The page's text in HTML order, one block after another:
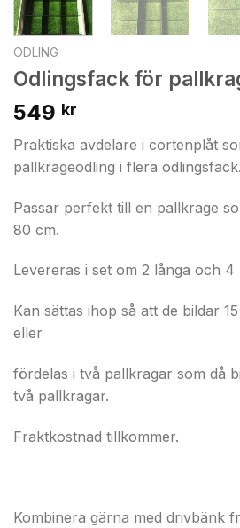
ODLING
Odlingsfack för
549 kr
Praktiska avdelare i cortenplåt
pallkrageodling i flera odlingsfack.
Passar perfekt till en pallkrage
80 cm.
Levereras i set om 2 långa och 4
Kan sättas ihop så att de bildar
eller
fördelas i två pallkragar som då
två pallkragar.
Fraktkostnad tillkommer.
Kombinera gärna med drivbänk